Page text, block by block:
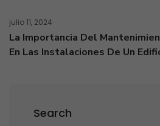
julio 11, 2024
La Importancia Del
En Las Instalaciones De Un
Search